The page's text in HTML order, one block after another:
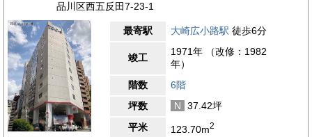
品川区西五反田7-23-1
最寄駅 大崎広小路駅 徒歩6分
竣工
1971年 （改修：1982
年）
階数
6階
坪数
N
37.42坪
平米
123.70m2